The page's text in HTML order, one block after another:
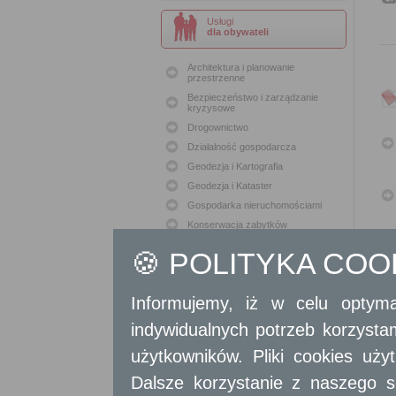
Usługi
dla obywateli
Architektura i planowanie
przestrzenne
Bezpieczeństwo i zarządzanie
kryzysowe
Drogownictwo
Działalność gospodarcza
Geodezja i Kartografia
Geodezja i Kataster
Gospodarka nieruchomościami
Konserwacja zabytków
Oświata
Polityka lokalowa
Polityka społeczna
Skargi i wnioski
Sport i Rekreacja
Sprawy komunalne
🍪 POLITYKA
Informujemy, iż w celu
indywidualnych potrzeb
użytkowników. Pliki cookies
Dalsze korzystanie z naszego